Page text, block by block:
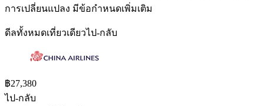
การเปลี่ยนแปลง มีข้อกำหนดเพิ่มเติม
ดีลทั้งหมดเที่ยวเดียวไป-กลับ
฿27,380
ไป-กลับ